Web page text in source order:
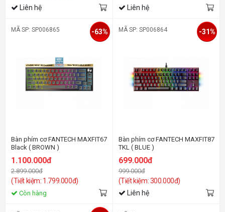
Liên hệ Liên hệ
MÃ SP: SP006865
Bàn phím cơ FANTECH MAXFIT67
Black ( BROWN )
1.100.000đ
2.899.000đ
(Tiết kiệm: 1.799.000đ)
-63%
Còn hàng
MÃ SP: SP006864
Bàn phím cơ FANTECH MAXFIT87
TKL ( BLUE )
699.000đ
999.000đ
(Tiết kiệm: 300.000đ)
-31%
Liên hệ